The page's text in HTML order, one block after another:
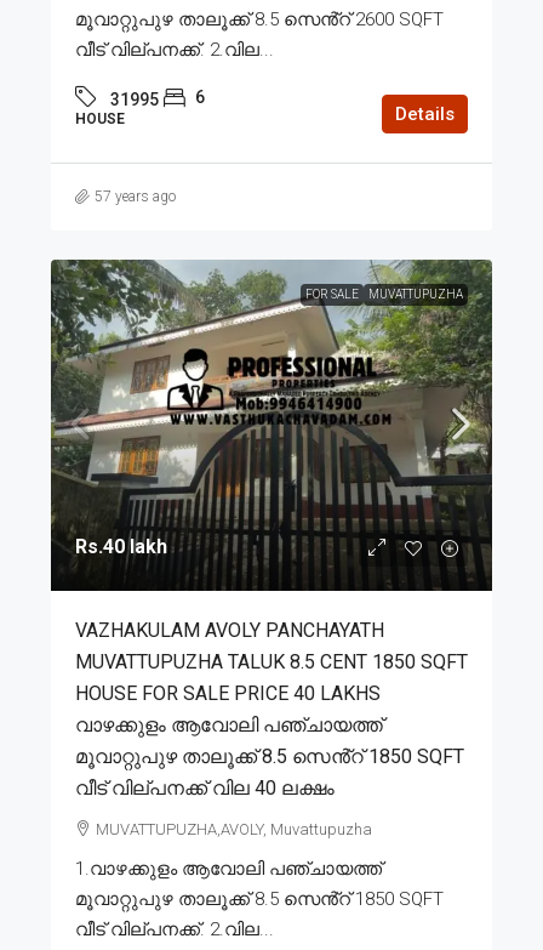
മൂവാറ്റുപുഴ താലൂക്ക് 8.5 സെൻ്റ് 2600 SQFT
വീട് വില്പനക്ക്. 2.വില...
31995 6
HOUSE Details
57 years ago
FOR SALE MUVATTUPUZHA
Rs.40 lakh
VAZHAKULAM AVOLY PANCHAYATH
MUVATTUPUZHA TALUK 8.5 CENT 1850 SQFT
HOUSE FOR SALE PRICE 40 LAKHS
വാഴക്കുളം ആവോലി പഞ്ചായത്ത്
മൂവാറ്റുപുഴ താലൂക്ക് 8.5 സെൻ്റ് 1850 SQFT
വീട് വില്പനക്ക് വില 40 ലക്ഷം
MUVATTUPUZHA,AVOLY, Muvattupuzha
1.വാഴക്കുളം ആവോലി പഞ്ചായത്ത്
മൂവാറ്റുപുഴ താലൂക്ക് 8.5 സെൻ്റ് 1850 SQFT
വീട് വില്പനക്ക്. 2.വില...